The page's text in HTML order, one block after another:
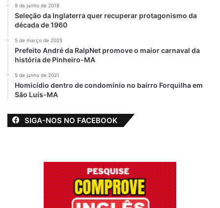
9 de junho de 2018
Seleção da Inglaterra quer recuperar protagonismo da
década de 1960
5 de março de 2025
Prefeito André da RalpNet promove o maior carnaval da
história de Pinheiro-MA
5 de junho de 2021
Homicídio dentro de condomínio no bairro Forquilha em
São Luís-MA
SIGA-NOS NO FACEBOOK